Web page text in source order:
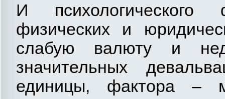
И психологического
физических и
слабую валюту и
значительных
единицы, фактора –